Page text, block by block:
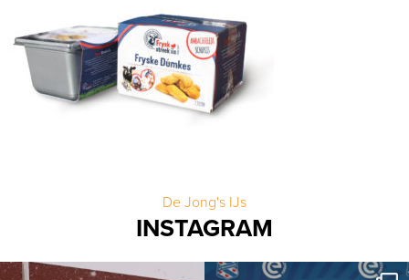
De Jong's IJs
INSTAGRAM